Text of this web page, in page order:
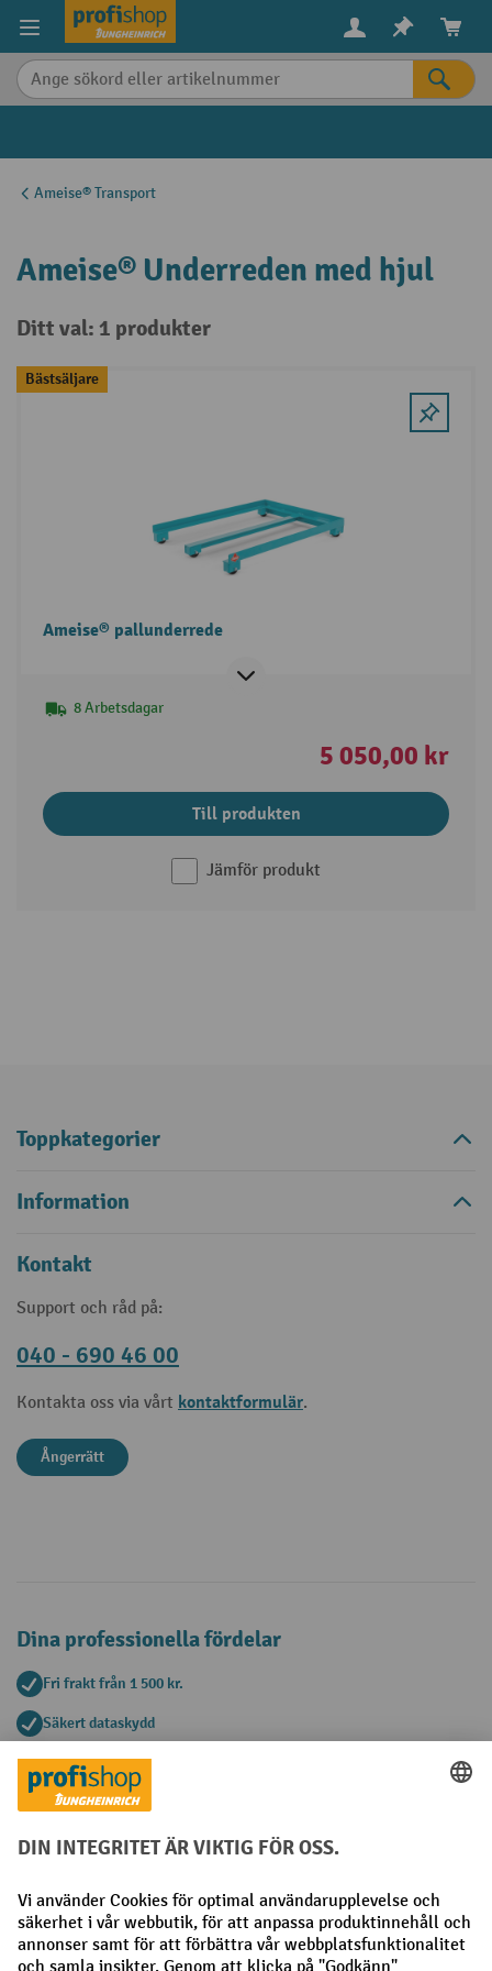
Ameise® Transport
Ameise® Underreden med hjul
Ditt val: 1 produkter
Bästsäljare
Ameise® pallunderrede
8 Arbetsdagar
5 050,00 kr
Till produkten
Jämför produkt
Toppkategorier
Information
Kontakt
Support och råd på:
040 - 690 46 00
Kontakta oss via vårt kontaktformulär.
Ångerrätt
Dina professionella fördelar
Fri frakt från 1 500 kr.
Säkert dataskydd
Personlig köprådgivning
Betalningsmetoder
Faktura Förskottsbetalning
Sociala nätverk